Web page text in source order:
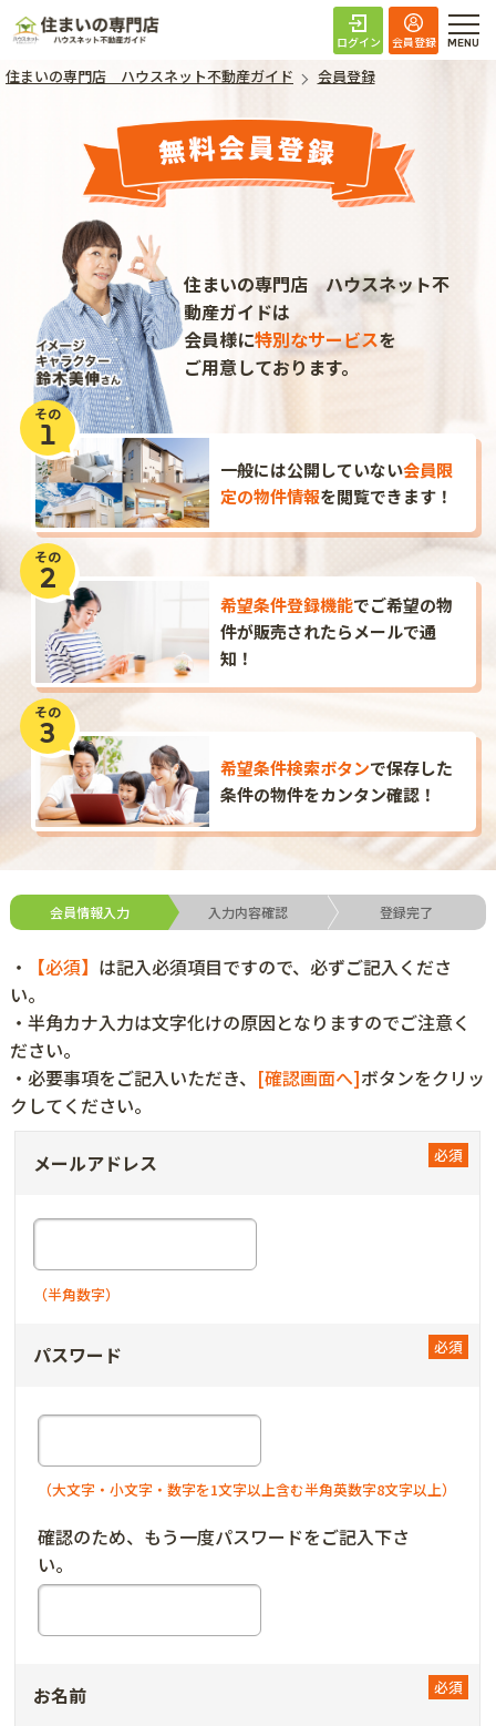
住まいの専門店 ハ
ログイン 会員登録
住まいの専門店 ハウスネット不動産ガイド 会員登録
住まいの専門店 ハウスネット不
動産ガイドは
会員様に特別なサービスを
ご用意しております。
その
1
一般には公開していない会員限
定の物件情報を閲覧できます！
その
2
希望条件登録機能でご希望の物
件が販売されたらメールで通
知！
その
3
希望条件検索ボタンで保存した
条件の物件をカンタン確認！
会員情報入力 入力内容確認 登録完了
・ 【必須】 は記入必須項目ですので、必ずご記入くださ
い。
・半角カナ入力は文字化けの原因となりますのでご注意く
ださい。
・必要事項をご記入いただき、 [確認画面へ]ボタンをクリッ
クしてください。
メールアドレス
（半角数字）
パスワード
（大文字・小文字・数字を1文字以上含む半角英数字8文字以上）
確認のため、もう一度パスワードをご記入下さ
い。
お名前